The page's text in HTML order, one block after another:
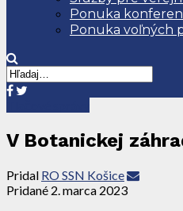
Ponuka
Ponuka voľných
V Botanickej
Pridal RO SSN Košice
Pridané 2. marca 2023